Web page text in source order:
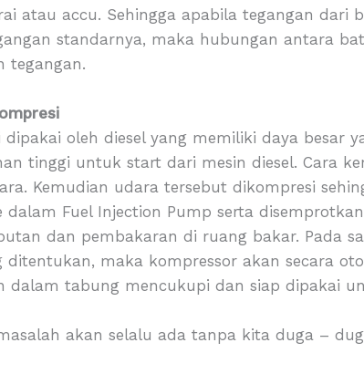
atau accu. Sehingga apabila tegangan dari
standarnya, maka hubungan antara
tegangan.
oleh diesel yang memiliki daya besar
tinggi untuk start dari mesin diesel. Cara
Kemudian udara tersebut dikompresi
dalam Fuel Injection Pump serta
dan pembakaran di ruang bakar. Pada
ditentukan, maka kompressor akan secara
dalam tabung mencukupi dan siap dipakai
akan selalu ada tanpa kita duga –